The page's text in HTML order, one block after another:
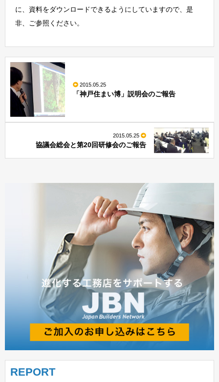
に、資料をダウンロードできるようにしていますので、是
非、ご参照ください。
2015.05.25
「神戸住まい博」説明会のご報告
2015.05.25
協議会総会と第20回研修会のご報告
REPORT